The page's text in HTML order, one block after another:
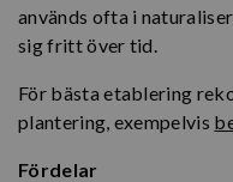
används ofta i
sig fritt över tid.
För bästa etablering
plantering, exempelvis
Fördelar